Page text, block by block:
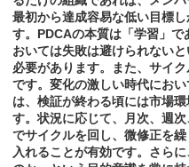
最初から達成容易な低い目標
す。PDCAの本質は「学習」
おいては失敗は避けられない
必要があります。また、サイ
です。変化の激しい時代にお
は、検証が終わる頃には市場
す。状況に応じて、月次、週
でサイクルを回し、微修正を
入れることが有効です。さら